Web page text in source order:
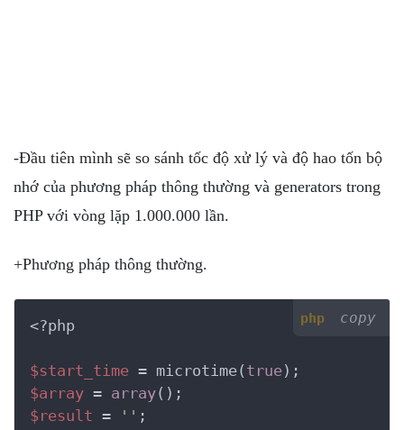
-Đầu tiên mình sẽ so sánh tốc độ xử lý và độ hao tốn bộ
nhớ của phương pháp thông thường và generators trong
PHP với vòng lặp 1.000.000 lần.
+Phương pháp thông thường.
php copy
<?php
$start_time = microtime( true
$array = array
$result = '' ;